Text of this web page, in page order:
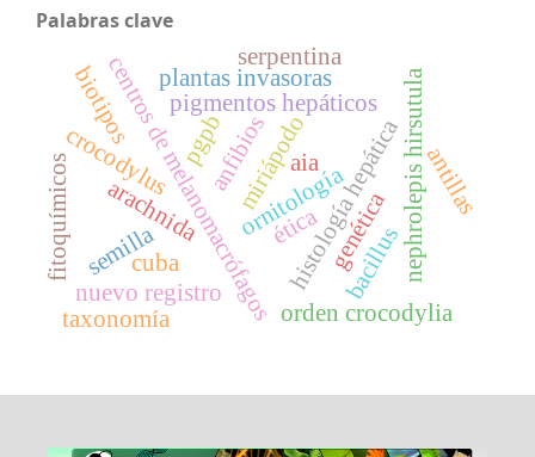
Palabras clave
histología hepática
centros de melanomacrófagos
pigmentos hepáticos
anfibios
ornitología
cuba genética
crocodylus
orden crocodylia
plantas invasoras
serpentina
nephrolepis hirsutula
nuevo registro
miriápodo
arachnida
taxonomía
antillas
fitoquímicos ética
aia
bacillus
semilla
pgpb
biotipos